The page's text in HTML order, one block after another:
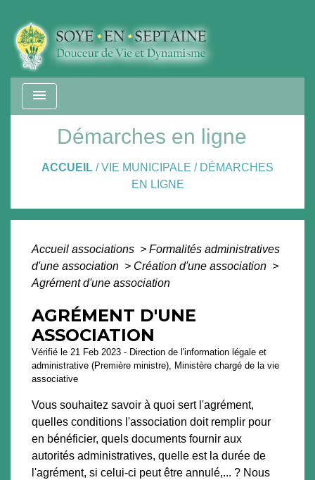
menu
Démarches en ligne
ACCUEIL /VIE MUNICIPALE / DÉMARCHES
EN LIGNE
Accueil associations > Formalités administratives
d'une association > Création d'une association >
Agrément d'une association
AGRÉMENT D'UNE
ASSOCIATION
Vérifié le 21 Feb 2023 - Direction de l'information légale et
administrative (Première ministre), Ministère chargé de la vie
associative
Vous souhaitez savoir à quoi sert l'agrément,
quelles conditions l'association doit remplir pour
en bénéficier, quels documents fournir aux
autorités administratives, quelle est la durée de
l'agrément, si celui-ci peut être annulé,... ? Nous